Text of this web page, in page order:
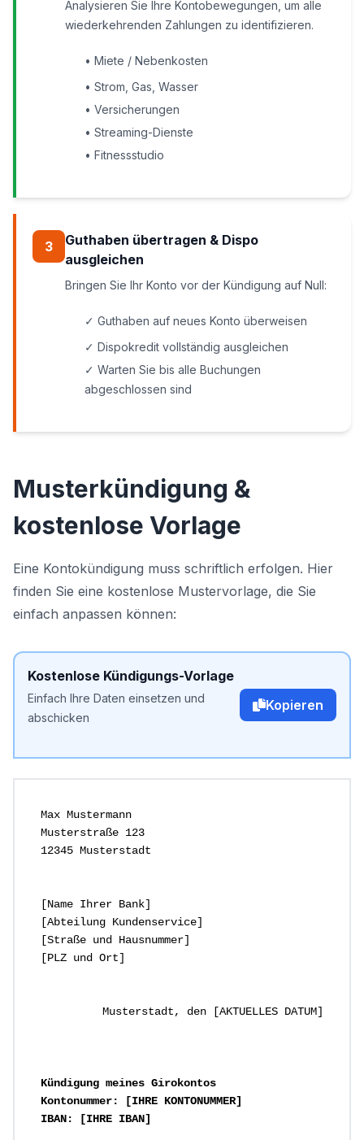
Analysieren Sie Ihre Kontobewegungen, um alle
wiederkehrenden Zahlungen zu identifizieren.
• Miete / Nebenkosten
• Strom, Gas, Wasser
• Versicherungen
• Streaming-Dienste
• Fitnessstudio
3
Guthaben übertragen & Dispo
ausgleichen
Bringen Sie Ihr Konto vor der Kündigung auf Null:
✓ Guthaben auf neues Konto überweisen
✓ Dispokredit vollständig ausgleichen
✓ Warten Sie bis alle Buchungen
abgeschlossen sind
Musterkündigung &
kostenlose Vorlage
Eine Kontokündigung muss schriftlich erfolgen. Hier
finden Sie eine kostenlose Mustervorlage, die Sie
einfach anpassen können:
Kostenlose Kündigungs-Vorlage
Einfach Ihre Daten einsetzen und
abschicken
Kopieren
Max Mustermann
Musterstraße 123
12345 Musterstadt
[Name Ihrer Bank]
[Abteilung Kundenservice]
[Straße und Hausnummer]
[PLZ und Ort]
Musterstadt, den [AKTUELLES DATUM]
Kündigung meines Girokontos
Kontonummer: [IHRE KONTONUMMER]
IBAN: [IHRE IBAN]